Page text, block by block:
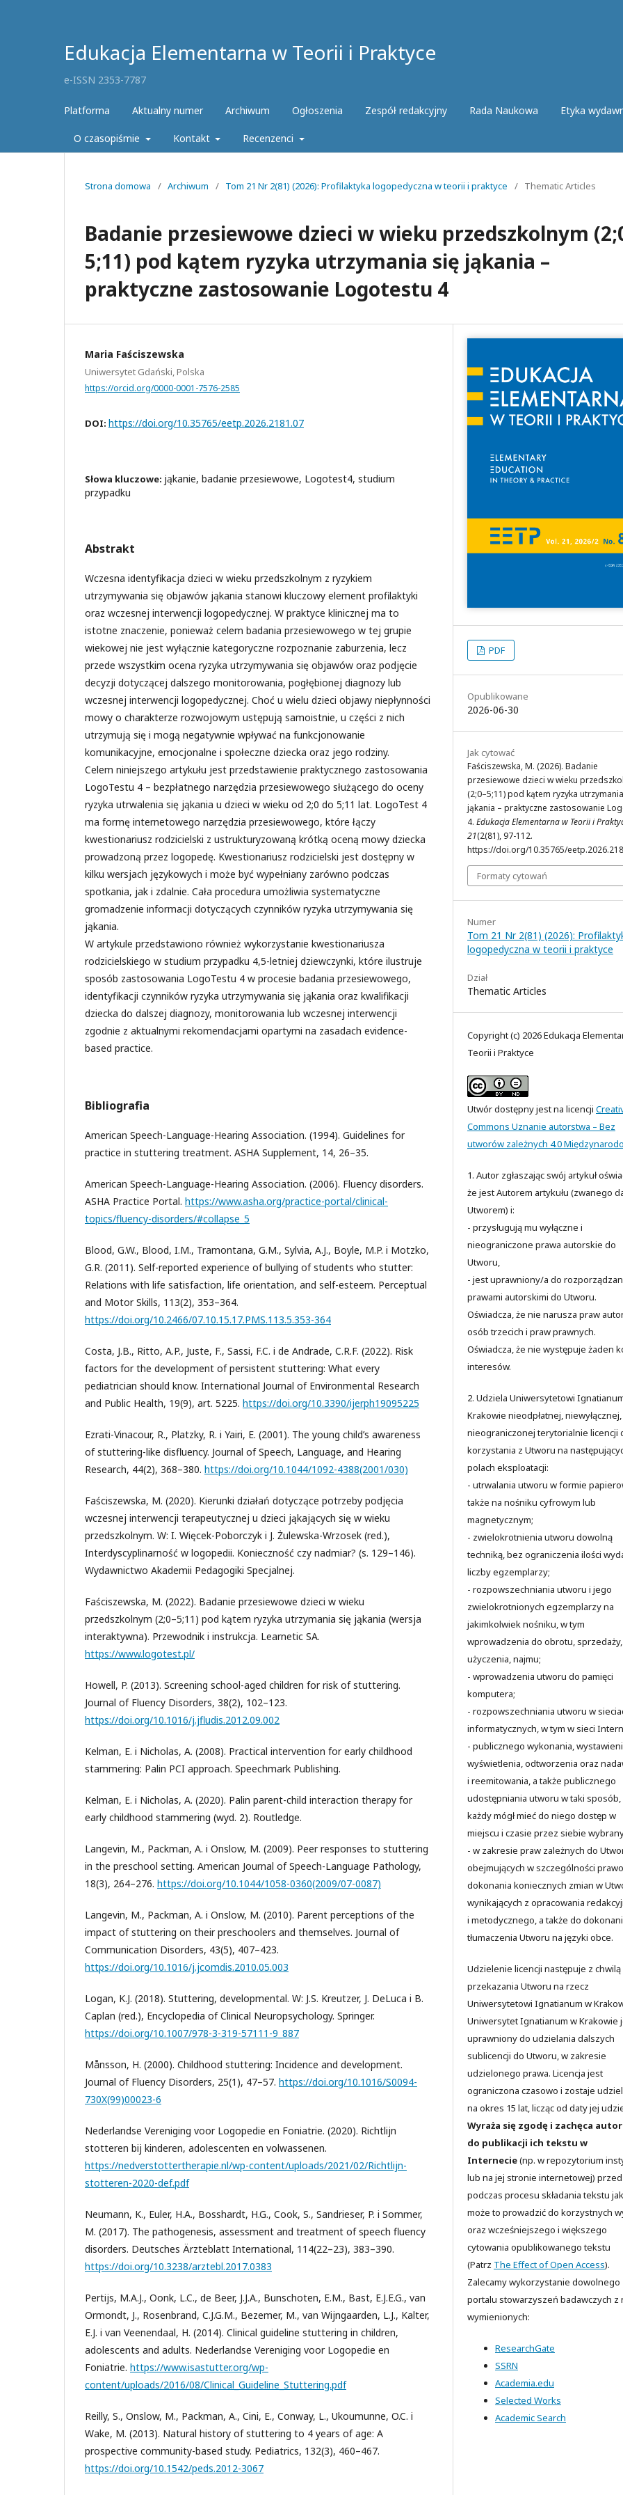
Edukacja Elementarna w Teorii i Praktyce
e-ISSN 2353-7787
Platforma Aktualny numer Archiwum Ogłoszenia Zespół redakcyjny Rada Naukowa Etyka
O czasopiśmie Kontakt Recenzenci
Strona domowa / Archiwum / Tom 21 Nr 2(81) (2026): Profilaktyka logopedyczna w teorii i praktyce / Thematic Articles
Badanie przesiewowe dzieci w wieku przedszkolnym
5;11) pod kątem ryzyka utrzymania się jąkania –
praktyczne zastosowanie Logotestu 4
Maria Faściszewska
Uniwersytet Gdański, Polska
https://orcid.org/0000-0001-7576-2585
DOI: https://doi.org/10.35765/eetp.2026.2181.07
Słowa kluczowe: jąkanie, badanie przesiewowe, Logotest4, studium
przypadku
Abstrakt
Wczesna identyfikacja dzieci w wieku przedszkolnym z ryzykiem
utrzymywania się objawów jąkania stanowi kluczowy element profilaktyki
oraz wczesnej interwencji logopedycznej. W praktyce klinicznej ma to
istotne znaczenie, ponieważ celem badania przesiewowego w tej grupie
wiekowej nie jest wyłącznie kategoryczne rozpoznanie zaburzenia, lecz
przede wszystkim ocena ryzyka utrzymywania się objawów oraz podjęcie
decyzji dotyczącej dalszego monitorowania, pogłębionej diagnozy lub
wczesnej interwencji logopedycznej. Choć u wielu dzieci objawy niepłynności
mowy o charakterze rozwojowym ustępują samoistnie, u części z nich
utrzymują się i mogą negatywnie wpływać na funkcjonowanie
komunikacyjne, emocjonalne i społeczne dziecka oraz jego rodziny.
Celem niniejszego artykułu jest przedstawienie praktycznego zastosowania
LogoTestu 4 – bezpłatnego narzędzia przesiewowego służącego do oceny
ryzyka utrwalenia się jąkania u dzieci w wieku od 2;0 do 5;11 lat. LogoTest 4
ma formę internetowego narzędzia przesiewowego, które łączy
kwestionariusz rodzicielski z ustrukturyzowaną krótką oceną mowy dziecka
prowadzoną przez logopedę. Kwestionariusz rodzicielski jest dostępny w
kilku wersjach językowych i może być wypełniany zarówno podczas
spotkania, jak i zdalnie. Cała procedura umożliwia systematyczne
gromadzenie informacji dotyczących czynników ryzyka utrzymywania się
jąkania.
W artykule przedstawiono również wykorzystanie kwestionariusza
rodzicielskiego w studium przypadku 4,5-letniej dziewczynki, które ilustruje
sposób zastosowania LogoTestu 4 w procesie badania przesiewowego,
identyfikacji czynników ryzyka utrzymywania się jąkania oraz kwalifikacji
dziecka do dalszej diagnozy, monitorowania lub wczesnej interwencji
zgodnie z aktualnymi rekomendacjami opartymi na zasadach evidence-
based practice.
Bibliografia
American Speech-Language-Hearing Association. (1994). Guidelines for
practice in stuttering treatment. ASHA Supplement, 14, 26–35.
American Speech-Language-Hearing Association. (2006). Fluency disorders.
ASHA Practice Portal. https://www.asha.org/practice-portal/clinical-
topics/fluency-disorders/#collapse_5
Blood, G.W., Blood, I.M., Tramontana, G.M., Sylvia, A.J., Boyle, M.P. i Motzko,
G.R. (2011). Self-reported experience of bullying of students who stutter:
Relations with life satisfaction, life orientation, and self-esteem. Perceptual
and Motor Skills, 113(2), 353–364.
https://doi.org/10.2466/07.10.15.17.PMS.113.5.353-364
Costa, J.B., Ritto, A.P., Juste, F., Sassi, F.C. i de Andrade, C.R.F. (2022). Risk
factors for the development of persistent stuttering: What every
pediatrician should know. International Journal of Environmental Research
and Public Health, 19(9), art. 5225. https://doi.org/10.3390/ijerph19095225
Ezrati-Vinacour, R., Platzky, R. i Yairi, E. (2001). The young child’s awareness
of stuttering-like disfluency. Journal of Speech, Language, and Hearing
Research, 44(2), 368–380. https://doi.org/10.1044/1092-4388(2001/030)
Faściszewska, M. (2020). Kierunki działań dotyczące potrzeby podjęcia
wczesnej interwencji terapeutycznej u dzieci jąkających się w wieku
przedszkolnym. W: I. Więcek-Poborczyk i J. Żulewska-Wrzosek (red.),
Interdyscyplinarność w logopedii. Konieczność czy nadmiar? (s. 129–146).
Wydawnictwo Akademii Pedagogiki Specjalnej.
Faściszewska, M. (2022). Badanie przesiewowe dzieci w wieku
przedszkolnym (2;0–5;11) pod kątem ryzyka utrzymania się jąkania (wersja
interaktywna). Przewodnik i instrukcja. Learnetic SA.
https://www.logotest.pl/
Howell, P. (2013). Screening school-aged children for risk of stuttering.
Journal of Fluency Disorders, 38(2), 102–123.
https://doi.org/10.1016/j.jfludis.2012.09.002
Kelman, E. i Nicholas, A. (2008). Practical intervention for early childhood
stammering: Palin PCI approach. Speechmark Publishing.
Kelman, E. i Nicholas, A. (2020). Palin parent-child interaction therapy for
early childhood stammering (wyd. 2). Routledge.
Langevin, M., Packman, A. i Onslow, M. (2009). Peer responses to stuttering
in the preschool setting. American Journal of Speech-Language Pathology,
18(3), 264–276. https://doi.org/10.1044/1058-0360(2009/07-0087)
Langevin, M., Packman, A. i Onslow, M. (2010). Parent perceptions of the
impact of stuttering on their preschoolers and themselves. Journal of
Communication Disorders, 43(5), 407–423.
https://doi.org/10.1016/j.jcomdis.2010.05.003
Logan, K.J. (2018). Stuttering, developmental. W: J.S. Kreutzer, J. DeLuca i B.
Caplan (red.), Encyclopedia of Clinical Neuropsychology. Springer.
https://doi.org/10.1007/978-3-319-57111-9_887
Månsson, H. (2000). Childhood stuttering: Incidence and development.
Journal of Fluency Disorders, 25(1), 47–57. https://doi.org/10.1016/S0094-
730X(99)00023-6
Nederlandse Vereniging voor Logopedie en Foniatrie. (2020). Richtlijn
stotteren bij kinderen, adolescenten en volwassenen.
https://nedverstottertherapie.nl/wp-content/uploads/2021/02/Richtlijn-
stotteren-2020-def.pdf
Neumann, K., Euler, H.A., Bosshardt, H.G., Cook, S., Sandrieser, P. i Sommer,
M. (2017). The pathogenesis, assessment and treatment of speech fluency
disorders. Deutsches Ärzteblatt International, 114(22–23), 383–390.
https://doi.org/10.3238/arztebl.2017.0383
Pertijs, M.A.J., Oonk, L.C., de Beer, J.J.A., Bunschoten, E.M., Bast, E.J.E.G., van
Ormondt, J., Rosenbrand, C.J.G.M., Bezemer, M., van Wijngaarden, L.J., Kalter,
E.J. i van Veenendaal, H. (2014). Clinical guideline stuttering in children,
adolescents and adults. Nederlandse Vereniging voor Logopedie en
Foniatrie. https://www.isastutter.org/wp-
content/uploads/2016/08/Clinical_Guideline_Stuttering.pdf
Reilly, S., Onslow, M., Packman, A., Cini, E., Conway, L., Ukoumunne, O.C. i
Wake, M. (2013). Natural history of stuttering to 4 years of age: A
prospective community-based study. Pediatrics, 132(3), 460–467.
https://doi.org/10.1542/peds.2012-3067
PDF
Opublikowane
2026-06-30
Jak cytować
Faściszewska, M. (2026). Badanie
przesiewowe dzieci w wieku
(2;0–5;11) pod kątem ryzyka
jąkania – praktyczne zastosowanie
4. Edukacja Elementarna w Teorii i
21(2(81), 97-112.
https://doi.org/10.35765/
Formaty cytowań
Numer
Tom 21 Nr 2(81) (2026):
logopedyczna w teorii i praktyce
Dział
Thematic Articles
Copyright (c) 2026 Edukacja
Teorii i Praktyce
Utwór dostępny jest na licencji
Commons Uznanie autorstwa – Bez
utworów zależnych 4.0
1. Autor zgłaszając swój artykuł
że jest Autorem artykułu (zwanego
Utworem) i:
- przysługują mu wyłączne i
nieograniczone prawa autorskie do
Utworu,
- jest uprawniony/a do
prawami autorskimi do Utworu.
Oświadcza, że nie narusza praw
osób trzecich i praw prawnych.
Oświadcza, że nie występuje żaden
interesów.
2. Udziela Uniwersytetowi
Krakowie nieodpłatnej, niewyłącznej,
nieograniczonej terytorialnie licencji
korzystania z Utworu na
polach eksploatacji:
- utrwalania utworu w formie
także na nośniku cyfrowym lub
magnetycznym;
- zwielokrotnienia utworu dowolną
techniką, bez ograniczenia ilości
liczby egzemplarzy;
- rozpowszechniania utworu i jego
zwielokrotnionych egzemplarzy na
jakimkolwiek nośniku, w tym
wprowadzenia do obrotu, sprzedaży,
użyczenia, najmu;
- wprowadzenia utworu do pamięci
komputera;
- rozpowszechniania utworu w
informatycznych, w tym w sieci
- publicznego wykonania,
wyświetlenia, odtworzenia oraz
i reemitowania, a także publicznego
udostępniania utworu w taki sposób,
każdy mógł mieć do niego dostęp w
miejscu i czasie przez siebie
- w zakresie praw zależnych do
obejmujących w szczególności
dokonania koniecznych zmian w
wynikających z opracowania
i metodycznego, a także do
tłumaczenia Utworu na języki obce.
Udzielenie licencji następuje z chwilą
przekazania Utworu na rzecz
Uniwersytetowi Ignatianum w
Uniwersytet Ignatianum w Krakowie
uprawniony do udzielania dalszych
sublicencji do Utworu, w zakresie
udzielonego prawa. Licencja jest
ograniczona czasowo i zostaje
na okres 15 lat, licząc od daty jej
Wyraża się zgodę i zachęca
do publikacji ich tekstu w
Internecie(np. w repozytorium
lub na jej stronie internetowej)
podczas procesu składania tekstu
może to prowadzić do korzystnych
oraz wcześniejszego i większego
cytowania opublikowanego tekstu
(Patrz The Effect of Open Access).
Zalecamy wykorzystanie dowolnego
portalu stowarzyszeń badawczych z
wymienionych:
ResearchGate
SSRN
Academia.edu
Selected Works
Academic Search